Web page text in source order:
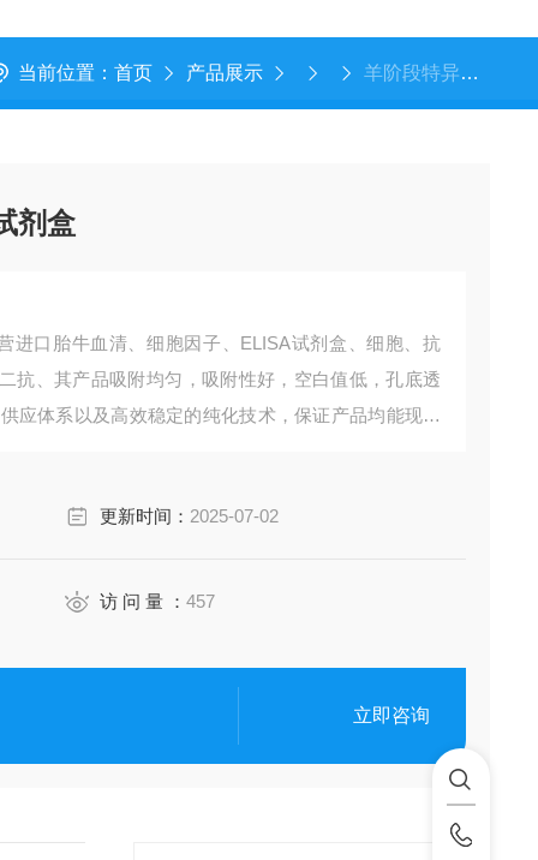
当前位置： 首页 产品展示 羊阶段特异性表面抗原3试剂盒
剂盒
进口胎牛血清、细胞因子、ELISA试剂盒、细胞、抗
抗、其产品吸附均匀，吸附性好，空白值低，孔底透
应体系以及高效稳定的纯化技术，保证产品均能现货
更新时间： 2025-07-02
访 问 量 ：457
立即咨询